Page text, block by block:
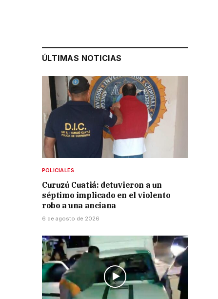
ÚLTIMAS NOTICIAS
POLICIALES
Curuzú Cuatiá: detuvieron a un
séptimo implicado en el violento
robo a una anciana
6 de agosto de 2026